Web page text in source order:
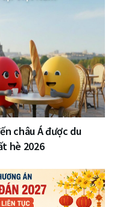
châu Á được du
hè 2026